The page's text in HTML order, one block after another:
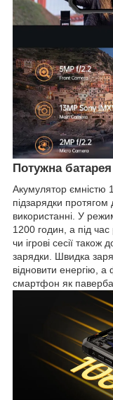
Потужна
Акумулятор ємністю
підзарядки протягом
використанні. У
1200 годин, а під
чи ігрові сесії також
зарядки. Швидка
відновити енергію, а
смартфон як